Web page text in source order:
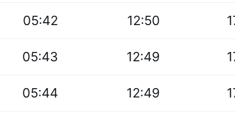
05:42 12:50
05:43 12:49
05:44 12:49